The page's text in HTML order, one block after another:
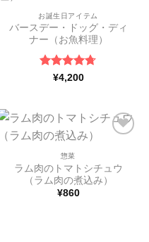
追加
お誕生日アイテム
バースデー・ドッグ・ディ
ナー（お魚料理）
5段階中
¥4,200
リス
トに
惣菜
ラム肉のトマトシチュウ
（ラム肉の煮込み）
¥860